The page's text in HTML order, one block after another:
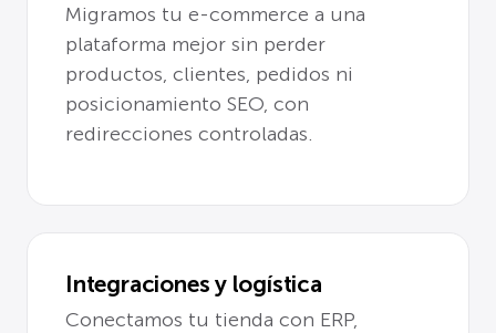
Migramos tu e-commerce a una
plataforma mejor sin perder
productos, clientes, pedidos ni
posicionamiento SEO, con
redirecciones controladas.
Integraciones y logística
Conectamos tu tienda con ERP,